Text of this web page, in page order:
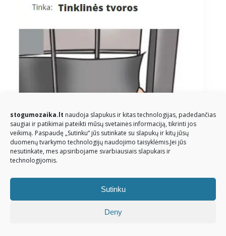
stogumozaika.lt naudoja slapukus ir kitas technologijas, padedančias
saugiai ir patikimai pateikti mūsų svetainės informaciją, tikrinti jos
veikimą. Paspaudę „Sutinku“ jūs sutinkate su slapukų ir kitų jūsų
duomenų tvarkymo technologijų naudojimo taisyklėmis.Jei jūs
nesutinkate, mes apsiribojame svarbiausiais slapukais ir
technologijomis.
Sutinku
Deny
© Stogų mozaika 2026. Visos teisės saugomos